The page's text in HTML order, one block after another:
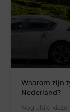
Waarom zijn
Nederland?
Nog altijd